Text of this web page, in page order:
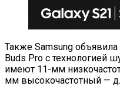
Также Samsung
Buds Pro с технологией
имеют 11-мм
мм высокочастотный —